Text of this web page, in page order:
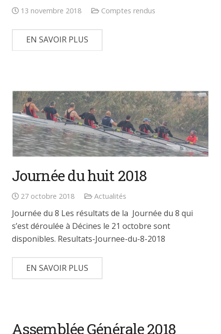
13 novembre 2018 Comptes rendus
EN SAVOIR PLUS
Journée du huit 2018
27 octobre 2018 Actualités
Journée du 8 Les résultats de la Journée du 8 qui
s’est déroulée à Décines le 21 octobre sont
disponibles. Resultats-Journee-du-8-2018
EN SAVOIR PLUS
Assemblée Générale 2018